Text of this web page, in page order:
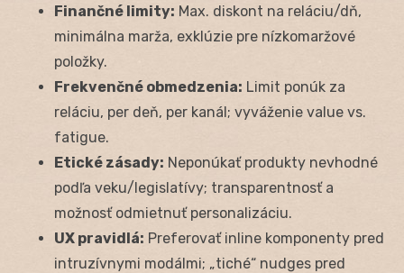
Finančné limity: Max. diskont na reláciu/dň,
minimálna marža, exklúzie pre nízkomaržové
položky.
Frekvenčné obmedzenia: Limit ponúk za
reláciu, per deň, per kanál; vyváženie value vs.
fatigue.
Etické zásady: Neponúkať produkty nevhodné
podľa veku/legislatívy; transparentnosť a
možnosť odmietnuť personalizáciu.
UX pravidlá: Preferovať inline komponenty pred
intruzívnymi modálmi; „tiché“ nudges pred